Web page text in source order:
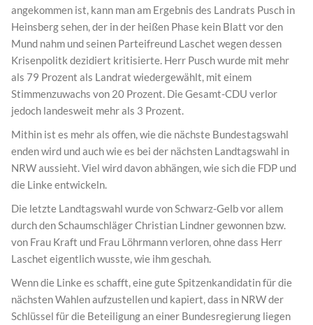
angekommen ist, kann man am Ergebnis des Landrats Pusch in
Heinsberg sehen, der in der heißen Phase kein Blatt vor den
Mund nahm und seinen Parteifreund Laschet wegen dessen
Krisenpolitk dezidiert kritisierte. Herr Pusch wurde mit mehr
als 79 Prozent als Landrat wiedergewählt, mit einem
Stimmenzuwachs von 20 Prozent. Die Gesamt-CDU verlor
jedoch landesweit mehr als 3 Prozent.
Mithin ist es mehr als offen, wie die nächste Bundestagswahl
enden wird und auch wie es bei der nächsten Landtagswahl in
NRW aussieht. Viel wird davon abhängen, wie sich die FDP und
die Linke entwickeln.
Die letzte Landtagswahl wurde von Schwarz-Gelb vor allem
durch den Schaumschläger Christian Lindner gewonnen bzw.
von Frau Kraft und Frau Löhrmann verloren, ohne dass Herr
Laschet eigentlich wusste, wie ihm geschah.
Wenn die Linke es schafft, eine gute Spitzenkandidatin für die
nächsten Wahlen aufzustellen und kapiert, dass in NRW der
Schlüssel für die Beteiligung an einer Bundesregierung liegen